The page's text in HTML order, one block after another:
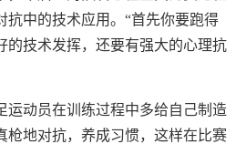
抗中的技术应用。“首先你要跑得
的技术发挥，还要有强大的心理抗
运动员在训练过程中多给自己制造
枪地对抗，养成习惯，这样在比赛